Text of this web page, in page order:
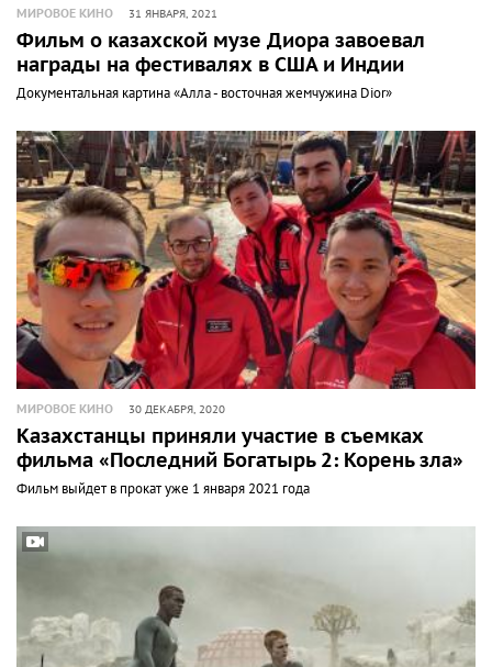
МИРОВОЕ КИНО 31 ЯНВАРЯ, 2021
Фильм о казахской музе Диора завоевал
награды на фестивалях в США и Индии
Документальная картина «Aллa - восточная жемчужина Dior»
МИРОВОЕ КИНО 30 ДЕКАБРЯ, 2020
Казахстанцы приняли участие в съемках
фильма «Последний Богатырь 2: Корень зла»
Фильм выйдет в прокат уже 1 января 2021 года